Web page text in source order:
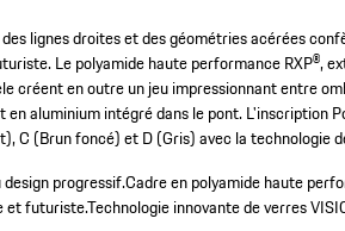
lignes droites et des géométries acérées
Le polyamide haute performance RXP®,
créent en outre un jeu impressionnant entre
aluminium intégré dans le pont. L'inscription
C (Brun foncé) et D (Gris) avec la technologie
progressif.Cadre en polyamide haute
et futuriste.Technologie innovante de verres